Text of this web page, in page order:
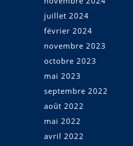
juillet 2024
février 2024
novembre 2023
octobre 2023
mai 2023
septembre 2022
août 2022
mai 2022
avril 2022